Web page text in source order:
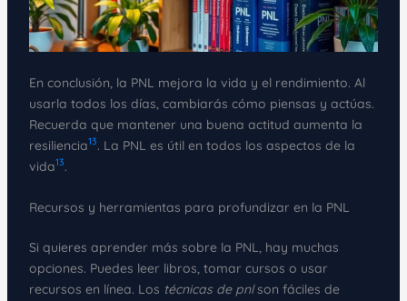
En conclusión, la PNL mejora la vida y el rendimiento. Al
usarla todos los días, cambiarás cómo piensas y actúas.
Recuerda que mantener una buena actitud aumenta la
resiliencia13. La PNL es útil en todos los aspectos de la
vida13.
Recursos y herramientas para profundizar en la PNL
Si quieres aprender más sobre la PNL, hay muchas
opciones. Puedes leer libros, tomar cursos o usar
recursos en línea. Los técnicas de pnlson fáciles de